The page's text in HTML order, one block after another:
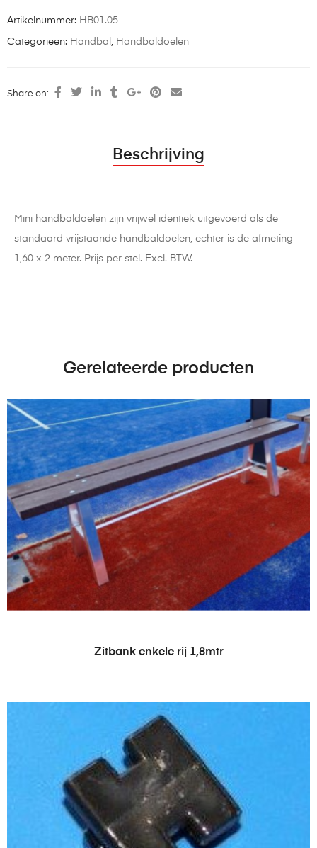
Artikelnummer: HB01.05
Categorieën: Handbal , Handbaldoelen
Share on:
Beschrijving
Mini handbaldoelen zijn vrijwel identiek uitgevoerd als de
standaard vrijstaande handbaldoelen, echter is de afmeting
1,60 x 2 meter. Prijs per stel. Excl. BTW.
Gerelateerde producten
LEES VERDER
Zitbank enkele rij 1,8mtr